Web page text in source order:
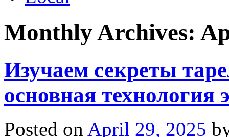
Monthly Archives:
Изучаем секреты
основная
Posted on April 29, 2025